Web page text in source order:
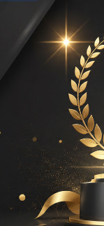
입금확인이 안